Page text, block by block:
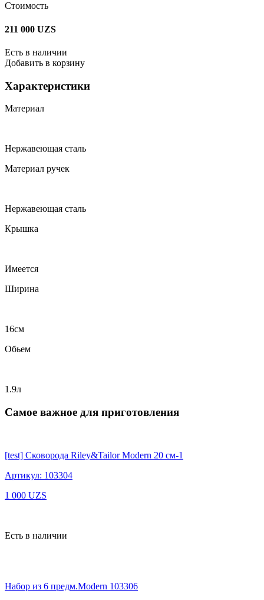
Стоимость
211 000 UZS
Есть в наличии
Добавить в корзину
Характеристики
Материал
Нержавеющая сталь
Материал ручек
Нержавеющая сталь
Крышка
Имеется
Ширина
16см
Обьем
1.9л
Самое важное для приготовления
[test] Сковорода Riley&Tailor Modern 20 см-1
Артикул: 103304
1 000 UZS
Есть в наличии
Набор из 6 предм.Modern 103306